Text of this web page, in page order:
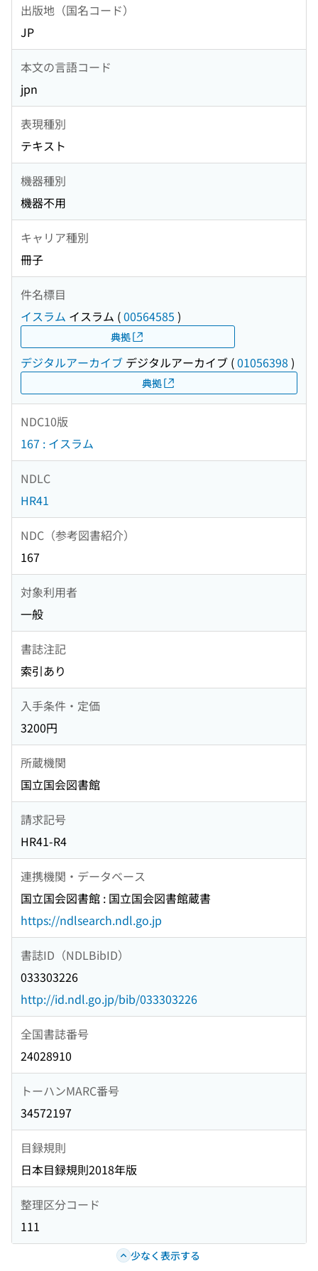
出版地（国名コード）
JP
本文の言語コード
jpn
表現種別
テキスト
機器種別
機器不用
キャリア種別
冊子
件名標目
イスラム イスラム (00564585 )
典拠
デジタルアーカイブ デジタルアーカイブ (01056398 )
典拠
NDC10版
167 : イスラム
NDLC
HR41
NDC（参考図書紹介）
167
対象利用者
一般
書誌注記
索引あり
入手条件・定価
3200円
所蔵機関
国立国会図書館
請求記号
HR41-R4
連携機関・データベース
国立国会図書館 : 国立国会図書館蔵書
https://ndlsearch.ndl.go.jp
書誌ID（NDLBibID）
033303226
http://id.ndl.go.jp/bib/033303226
全国書誌番号
24028910
トーハンMARC番号
34572197
目録規則
日本目録規則2018年版
整理区分コード
111
少なく表示する